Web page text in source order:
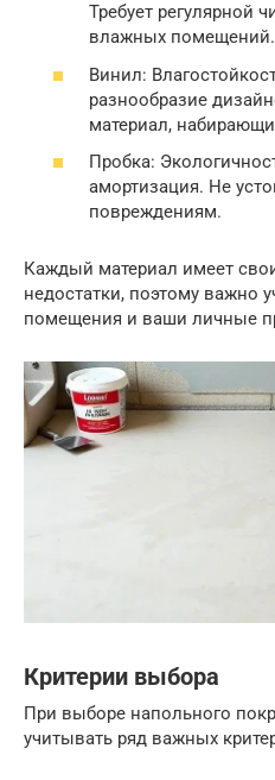
Требует регулярной
влажных помещений.
Винил:
разнообразие
материал,
Пробка:
амортизация. Не
повреждениям.
Каждый материал имеет
недостатки, поэтому важно
помещения и ваши личные
Критерии выбора
При выборе напольного
учитывать ряд важных